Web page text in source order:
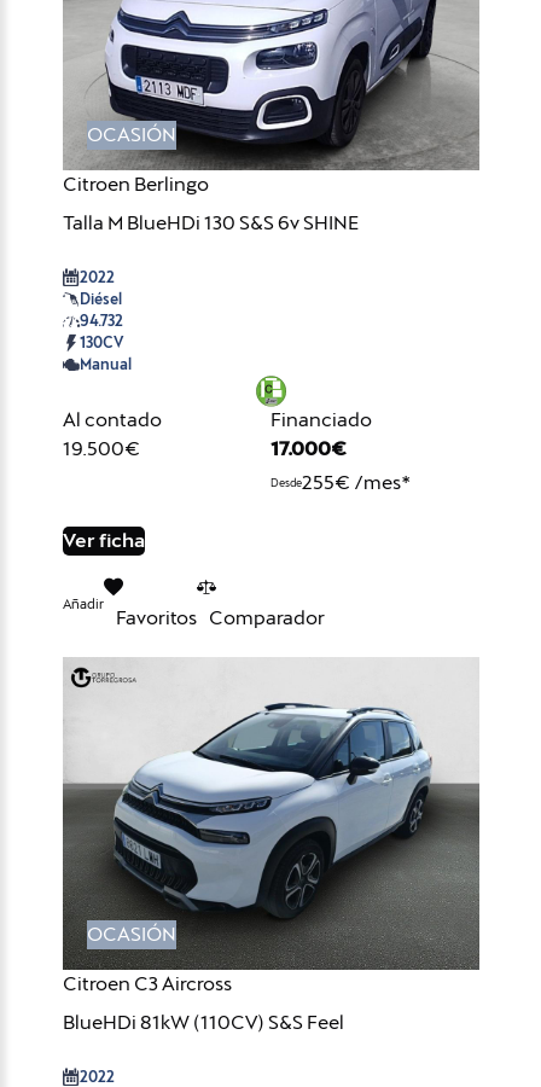
OCASIÓN
Citroen Berlingo
Talla M BlueHDi 130 S&S 6v SHINE
2022
Diésel
94.732
130CV
Manual
Al contado
19.500€
Financiado
17.000€
Desde255€ /mes*
Ver ficha
Añadir
Favoritos Comparador
OCASIÓN
Citroen C3 Aircross
BlueHDi 81kW (110CV) S&S Feel
2022